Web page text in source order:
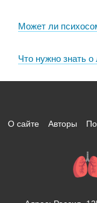
Может ли
Что нужно знать
О сайте
Авторы